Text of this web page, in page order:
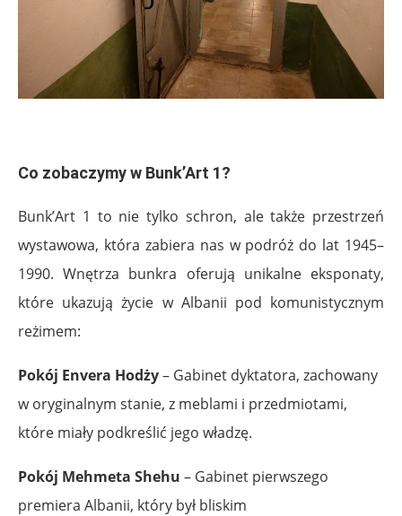
Co zobaczymy w Bunk’Art 1?
Bunk’Art 1 to nie tylko schron, ale także przestrzeń
wystawowa, która zabiera nas w podróż do lat 1945–
1990. Wnętrza bunkra oferują unikalne eksponaty,
które ukazują życie w Albanii pod komunistycznym
reżimem:
Pokój Envera Hodży– Gabinet dyktatora, zachowany
w oryginalnym stanie, z meblami i przedmiotami,
które miały podkreślić jego władzę.
Pokój Mehmeta Shehu – Gabinet pierwszego
premiera Albanii, który był bliskim